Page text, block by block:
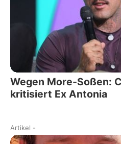
Wegen More-Soßen:
kritisiert Ex Antonia
Artikel -